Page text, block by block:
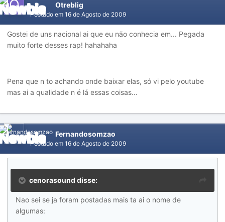
Otreblig
Postado em 16 de Agosto de 2009
Gostei de uns nacional ai que eu não conhecia em... Pegada
muito forte desses rap! hahahaha
Pena que n to achando onde baixar elas, só vi pelo youtube
mas ai a qualidade n é lá essas coisas...
Fernandosomzao
Postado em 16 de Agosto de 2009
cenorasound disse:
Nao sei se ja foram postadas mais ta ai o nome de
algumas: